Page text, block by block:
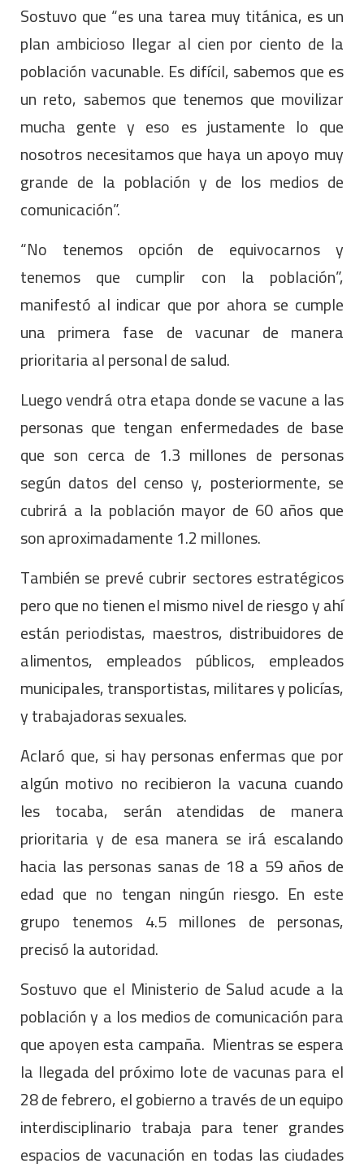
Sostuvo que “es una tarea muy titánica, es un
plan ambicioso llegar al cien por ciento de la
población vacunable. Es difícil, sabemos que es
un reto, sabemos que tenemos que movilizar
mucha gente y eso es justamente lo que
nosotros necesitamos que haya un apoyo muy
grande de la población y de los medios de
comunicación”.
“No tenemos opción de equivocarnos y
tenemos que cumplir con la población”,
manifestó al indicar que por ahora se cumple
una primera fase de vacunar de manera
prioritaria al personal de salud.
Luego vendrá otra etapa donde se vacune a las
personas que tengan enfermedades de base
que son cerca de 1.3 millones de personas
según datos del censo y, posteriormente, se
cubrirá a la población mayor de 60 años que
son aproximadamente 1.2 millones.
También se prevé cubrir sectores estratégicos
pero que no tienen el mismo nivel de riesgo y ahí
están periodistas, maestros, distribuidores de
alimentos, empleados públicos, empleados
municipales, transportistas, militares y policías,
y trabajadoras sexuales.
Aclaró que, si hay personas enfermas que por
algún motivo no recibieron la vacuna cuando
les tocaba, serán atendidas de manera
prioritaria y de esa manera se irá escalando
hacia las personas sanas de 18 a 59 años de
edad que no tengan ningún riesgo. En este
grupo tenemos 4.5 millones de personas,
precisó la autoridad.
Sostuvo que el Ministerio de Salud acude a la
población y a los medios de comunicación para
que apoyen esta campaña. Mientras se espera
la llegada del próximo lote de vacunas para el
28 de febrero, el gobierno a través de un equipo
interdisciplinario trabaja para tener grandes
espacios de vacunación en todas las ciudades